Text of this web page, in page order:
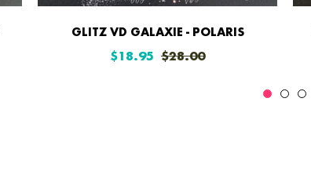
GLITZ VD GALAXIE - POLARIS
Prix
$18.95 $28.00Prix